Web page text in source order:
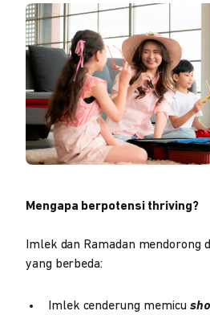
Mengapa berpotensi thriving?
Imlek dan Ramadan mendorong
yang berbeda:
Imlek cenderung memicu